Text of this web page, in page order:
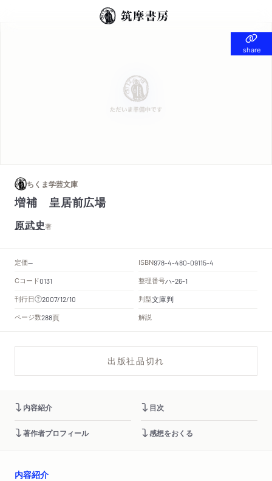
share
share
ちくま学芸文庫
増補 皇居前広場
原武史著
定価-- ISBN978-4-480-09115-4
Cコード0131 整理番号ハ-26-1
刊行日 2007/12/10 判型文庫判
ページ数288頁 解説
出版社品切れ
内容紹介 目次
著作者プロフィール 感想をおくる
内容紹介